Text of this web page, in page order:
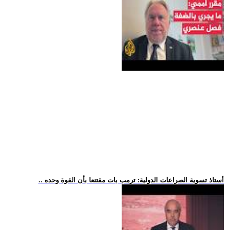
.. أستاذ تسوية الصراعات الدولية: ترمب بات مقتنعا بأن القوة وحده